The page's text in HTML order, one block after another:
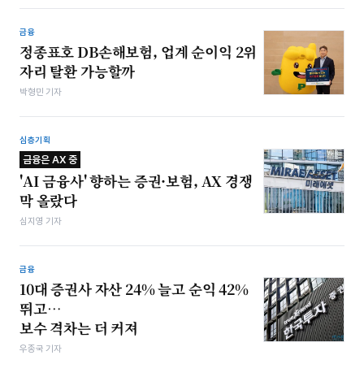
금융
정종표호 DB손해보험, 업계 순이익 2위
자리 탈환 가능할까
박형민 기자
심층기획
금융은 AX 중
'AI 금융사' 향하는 증권·보험, AX 경쟁
막 올랐다
심지영 기자
금융
10대 증권사 자산 24% 늘고 순익 42%
뛰고…
보수 격차는 더 커져
우종국 기자